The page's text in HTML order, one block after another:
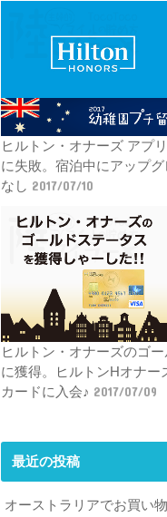
ヒルトン・オナーズ アプ
に失敗。宿泊中にアップ
なし 2017/07/10
ヒルトン・オナーズのゴ
に獲得。ヒルトンHオナー
カードに入会♪ 2017/07/09
最近の投稿
オーストラリアでお買い